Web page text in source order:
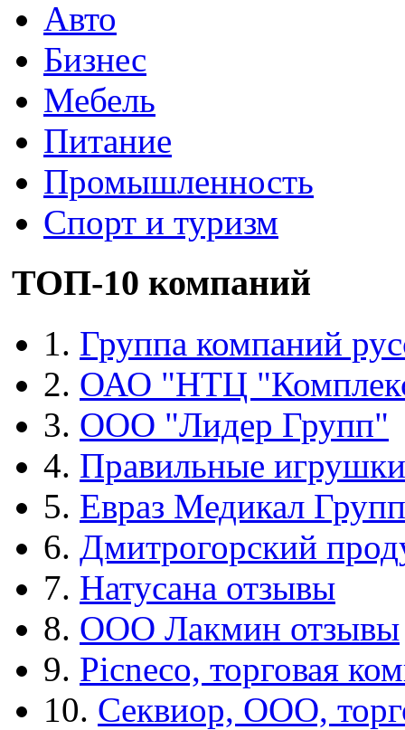
Авто
Бизнес
Мебель
Питание
Промышленность
Спорт и туризм
ТОП-10 компаний
1. Группа компаний
2. ОАО "НТЦ
3. ООО "Лидер Групп"
4. Правильные игрушки
5. Евраз Медикал Групп
6. Дмитрогорский
7. Натусана отзывы
8. ООО Лакмин отзывы
9. Picneco, торговая
10. Секвиор, ООО,